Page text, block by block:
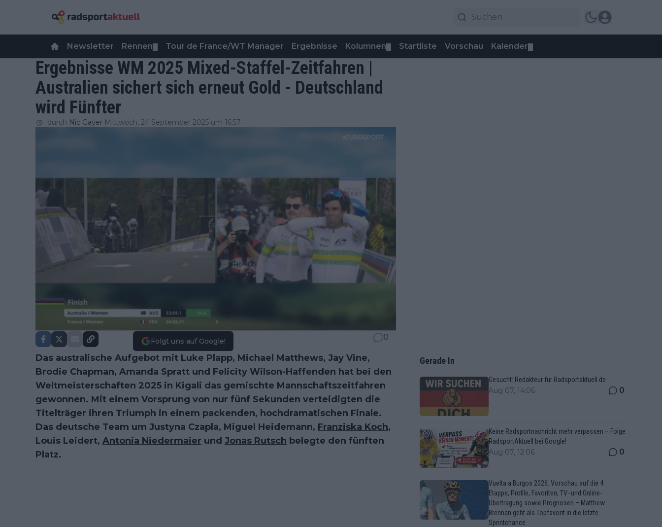
Newsletter Rennen Tour de France/WT Manager Ergebnisse Kolumnen Startliste Vorschau Kalender
Ergebnisse WM 2025 Mixed-Staffel-Zeitfahren |
Australien sichert sich erneut Gold - Deutschland
wird Fünfter
durch Nic Gayer Mittwoch, 24 September 2025 um 16:57
Folgt uns auf Google! 0
Das australische Aufgebot mit Luke Plapp, Michael Matthews, Jay Vine,
Brodie Chapman, Amanda Spratt und Felicity Wilson-Haffenden hat bei den
Weltmeisterschaften 2025 in Kigali das gemischte Mannschaftszeitfahren
gewonnen. Mit einem Vorsprung von nur fünf Sekunden verteidigten die
Titelträger ihren Triumph in einem packenden, hochdramatischen Finale.
Das deutsche Team um Justyna Czapla, Miguel Heidemann, Franziska Koch,
Louis Leidert, Antonia Niedermaier und Jonas Rutsch belegte den fünften
Platz.
Gerade In
Gesucht: Redakteur für Radsportaktuell.de
Aug 07, 14:06 0
Keine Radsportnachricht mehr verpassen – Folge
RadsportAktuell bei Google!
Aug 07, 12:06 0
Vuelta a Burgos 2026: Vorschau auf die 4.
Etappe, Profile, Favoriten, TV- und Online-
Übertragung sowie Prognosen – Matthew
Brennan geht als Topfavorit in die letzte
Sprintchance